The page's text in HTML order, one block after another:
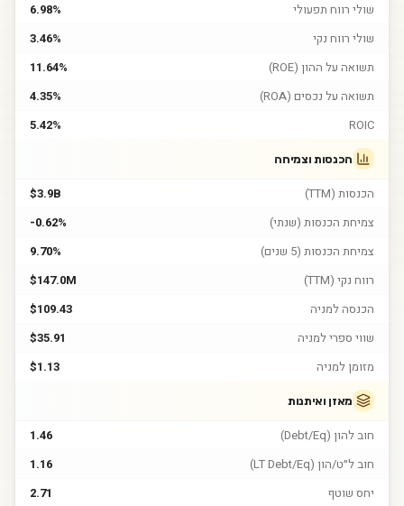
שולי רווח תפעולי
6.98%
שולי רווח נקי
3.46%
תשואה על ההון (ROE)
11.64%
תשואה על נכסים (ROA)
4.35%
ROIC
5.42%
הכנסות וצמיחה
הכנסות (TTM)
$3.9B
צמיחת הכנסות (שנתי)
-0.62%
צמיחת הכנסות (5 שנים)
9.70%
רווח נקי (TTM)
$147.0M
הכנסה למניה
$109.43
שווי ספרי למניה
$35.91
מזומן למניה
$1.13
מאזן ואיתנות
חוב להון (Debt/Eq)
1.46
חוב ל״ט/הון (LT Debt/Eq)
1.16
יחס שוטף
2.71